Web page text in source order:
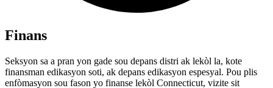
Finans
Seksyon sa a pran yon gade sou depans distri ak lekòl la, kote
finansman edikasyon soti, ak depans edikasyon espesyal. Pou plis
enfòmasyon sou fason yo finanse lekòl Connecticut, vizite sit